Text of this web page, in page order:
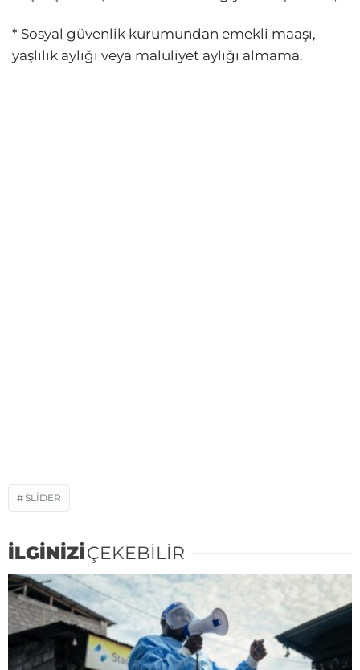
* Sosyal güvenlik kurumundan emekli maaşı,
yaşlılık aylığı veya maluliyet aylığı almama.
SLIDER
İLGİNİZİÇEKEBİLİR